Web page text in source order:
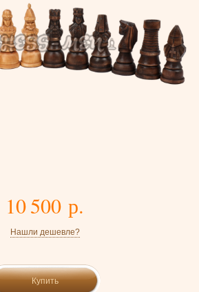
10 500 р.
Нашли дешевле?
Купить